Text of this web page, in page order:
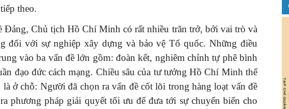
nước
theo.
Chủ tịch Hồ Chí Minh có rất nhiều trăn trở, bởi vai trò và
đối với sự nghiệp xây dựng và bảo vệ Tổ quốc. Những điều
vào ba vấn đề lớn gồm: đoàn kết, nghiêm chỉnh tự phê bình
đạo đức cách mạng. Chiều sâu của tư tưởng Hồ Chí Minh thể
ở chỗ: Người đã chọn ra vấn đề cốt lõi trong hàng loạt vấn đề
phương pháp giải quyết tối ưu để đưa tới sự chuyển biến cho